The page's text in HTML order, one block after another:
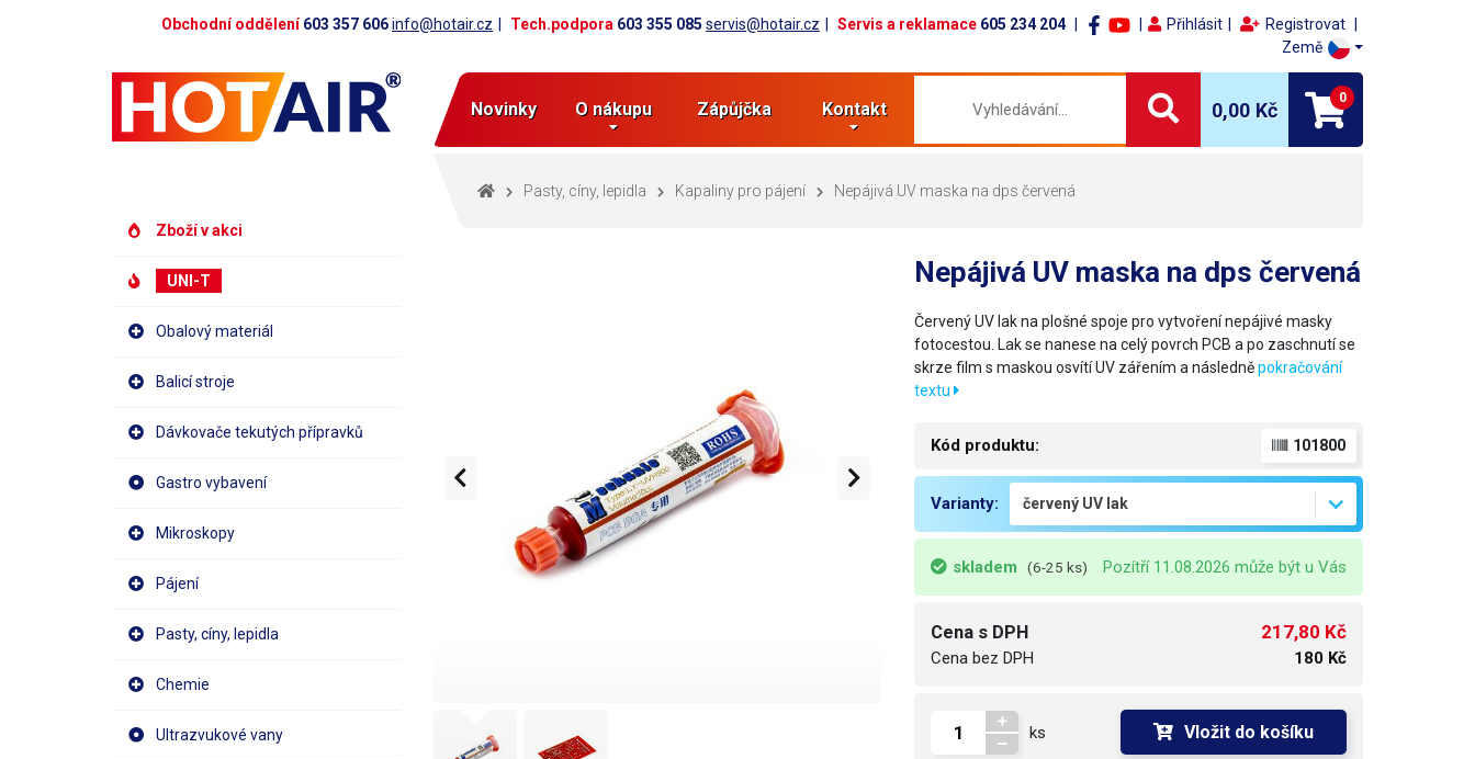
Obchodní oddělení603 357 606info@hotair.cz Tech.podpora 603 355 085 servis@hotair.cz Servis a reklamace 605 234 204 Přihlásit
Registrovat
Země
Novinky O nákupu Zápůjčka Kontakt 0,00 Kč
0
Zboží v akci
UNI-T
Obalový materiál
Balicí stroje
Dávkovače tekutých přípravků
Gastro vybavení
Mikroskopy
Pájení
Pasty, cíny, lepidla
Chemie
Ultrazvukové vany
Pasty, cíny, lepidla Kapaliny pro pájení Nepájivá UV maska na dps červená
Nepájivá UV maska na dps červená
Červený UV lak na plošné spoje pro vytvoření nepájivé masky
fotocestou. Lak se nanese na celý povrch PCB a po zaschnutí se
skrze film s maskou osvítí UV zářením a následněpokračování
textu
Kód produktu: 101800
Varianty:
skladem (6-25 ks) Pozítří 11.08.2026 může být u Vás
Cena s DPH
Cena bez DPH
217,80 Kč
180 Kč
ks Vložit do košíku